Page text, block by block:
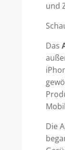
und
Das
Die